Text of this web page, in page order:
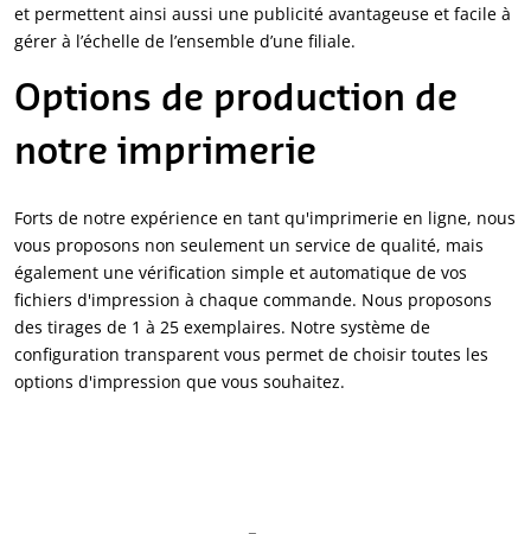
et permettent ainsi aussi une publicité avantageuse et facile à
gérer à l’échelle de l’ensemble d’une filiale.
Options de production de
notre imprimerie
Forts de notre expérience en tant qu'imprimerie en ligne, nous
vous proposons non seulement un service de qualité, mais
également une vérification simple et automatique de vos
fichiers d'impression à chaque commande. Nous proposons
des tirages de 1 à 25 exemplaires. Notre système de
configuration transparent vous permet de choisir toutes les
options d'impression que vous souhaitez.